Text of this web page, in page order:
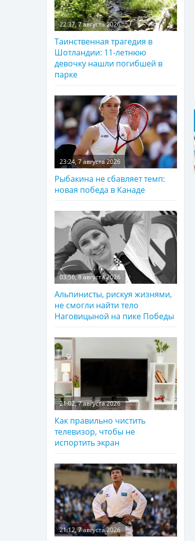
22:37, 7 августа 2026
Таинственная трагедия в
Шотландии: 11-летнюю
девочку нашли погибшей в
парке
23:24, 7 августа 2026
Рыбакина не сбавляет темп:
новая победа в Канаде
03:56, 8 августа 2026
Альпинисты, рискуя жизнями,
не смогли найти тело
Наговицыной на пике Победы
21:02, 7 августа 2026
Как правильно чистить
телевизор, чтобы не
испортить экран
21:12, 7 августа 2026